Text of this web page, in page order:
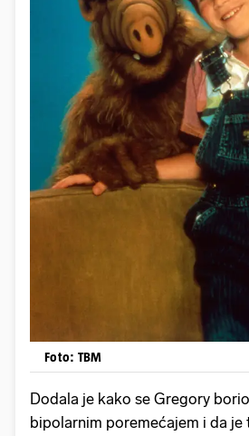
Foto: TBM
Dodala je kako se Gregory
bipolarnim poremećajem i da je